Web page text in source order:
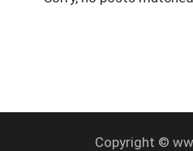
Copyright ©